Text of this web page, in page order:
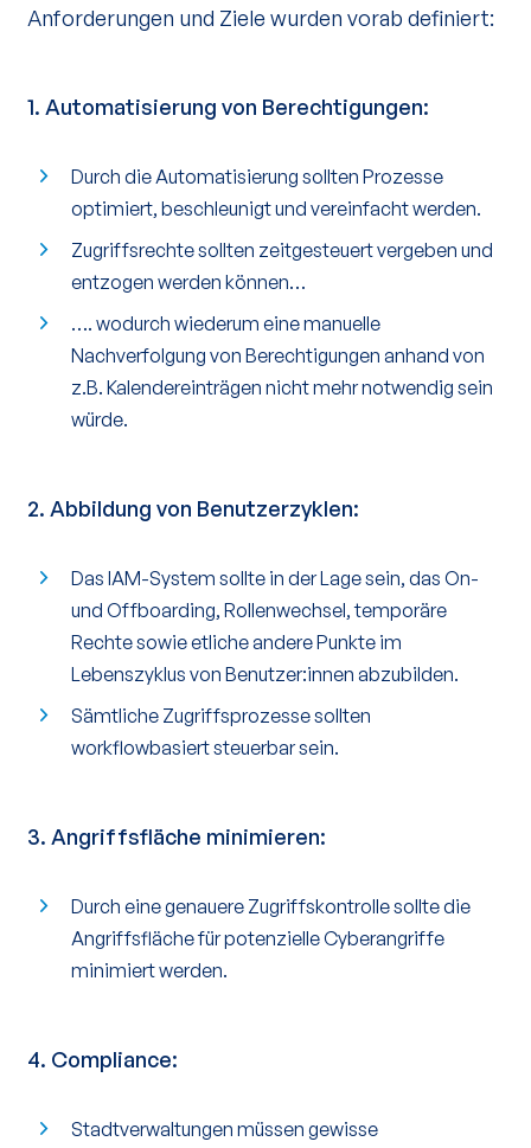
Anforderungen und Ziele wurden vorab definiert:
1. Automatisierung von Berechtigungen:
Durch die Automatisierung sollten Prozesse
optimiert, beschleunigt und vereinfacht werden.
Zugriffsrechte sollten zeitgesteuert vergeben und
entzogen werden können…
…. wodurch wiederum eine manuelle
Nachverfolgung von Berechtigungen anhand von
z.B. Kalendereinträgen nicht mehr notwendig sein
würde.
2. Abbildung von Benutzerzyklen:
Das IAM-System sollte in der Lage sein, das On-
und Offboarding, Rollenwechsel, temporäre
Rechte sowie etliche andere Punkte im
Lebenszyklus von Benutzer:innen abzubilden.
Sämtliche Zugriffsprozesse sollten
workflowbasiert steuerbar sein.
3. Angriffsfläche minimieren:
Durch eine genauere Zugriffskontrolle sollte die
Angriffsfläche für potenzielle Cyberangriffe
minimiert werden.
4. Compliance:
Stadtverwaltungen müssen gewisse